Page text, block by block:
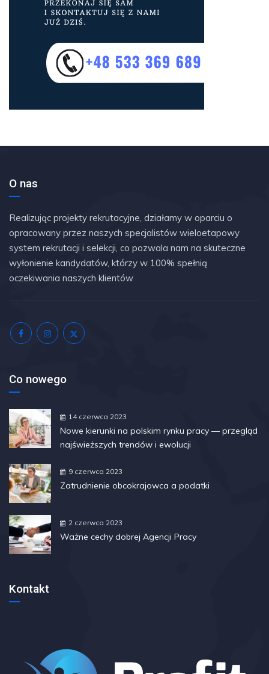
O nas
Realizując projekty rekrutacyjne, działamy w oparciu o
opracowany przez naszych specjalistów wieloetapowy
system rekrutacji i selekcji, co pozwala nam na skuteczne
wyłonienie kandydatów, którzy w 100% spełnią
oczekiwania naszych klientów
Co nowego
14 czerwca 2023
Nowe kierunki na polskim rynku pracy — przegląd
najświeższych trendów i ewolucji
9 czerwca 2023
Zatrudnienie obcokrajowca a podatki
2 czerwca 2023
Ważne cechy dobrej Agencji Pracy
Kontakt